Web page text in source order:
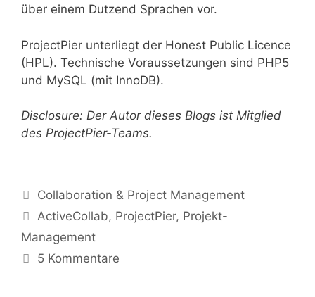
über einem Dutzend Sprachen vor.
ProjectPier unterliegt der Honest Public Licence
(HPL). Technische Voraussetzungen sind PHP5
und MySQL (mit InnoDB).
Disclosure: Der Autor dieses Blogs ist Mitglied
des ProjectPier-Teams.
Kategorien
Collaboration & Project Management
Tags
ActiveCollab, ProjectPier, Projekt-
Management
5 Kommentare